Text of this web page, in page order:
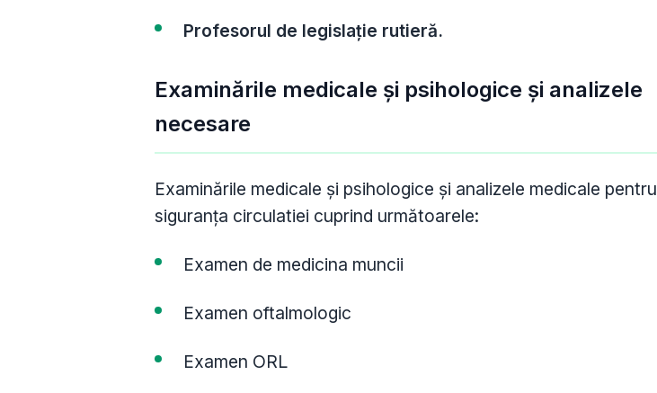
Profesorul de legislație rutieră.
Examinările medicale și psihologice și analizele
necesare
Examinările medicale și psihologice și analizele medicale pentru
siguranța circulatiei cuprind următoarele:
Examen de medicina muncii
Examen oftalmologic
Examen ORL